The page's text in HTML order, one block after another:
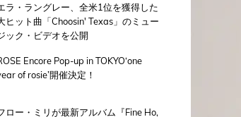
ラ・ラングレー、全米1位を獲得した
ヒット曲「Choosin' Texas」のミュー
ック・ビデオを公開
Encore Pop-up in TOKYO‘one
of rosie’開催決定！
ロー・ミリが最新アルバム『Fine Ho,